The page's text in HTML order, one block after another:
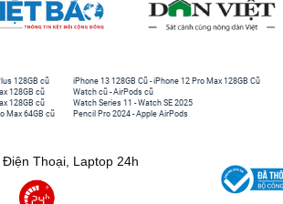
128GB cũ
128GB cũ
128GB cũ
Max 64GB cũ
iPhone 13 128GB Cũ -iPhone 12 Pro Max 128GB Cũ
Watch cũ -AirPods cũ
Watch Series 11 -Watch SE 2025
Pencil Pro 2024 -Apple AirPods
Điện Thoại, Laptop 24h